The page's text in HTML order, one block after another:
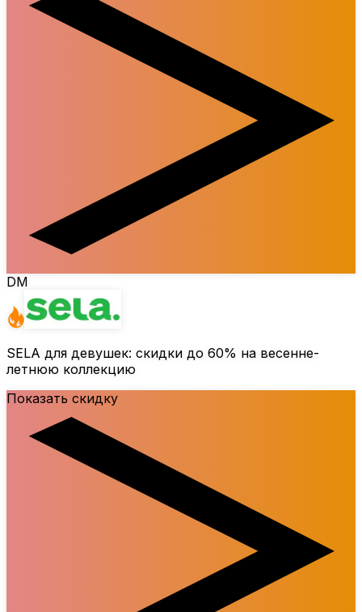
DM
SELA для девушек: скидки до 60% на весенне-
летнюю коллекцию
Показать скидку